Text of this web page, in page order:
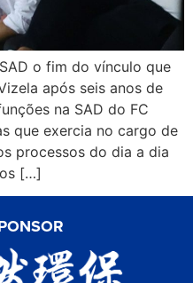
o fim do vínculo que
após seis anos de
na SAD do FC
que exercia no cargo de
processos do dia a dia
[…]